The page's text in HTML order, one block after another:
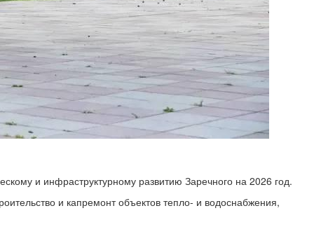
и инфраструктурному развитию Заречного на 2026 год.
и капремонт объектов тепло- и водоснабжения,